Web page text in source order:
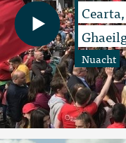
Nuacht